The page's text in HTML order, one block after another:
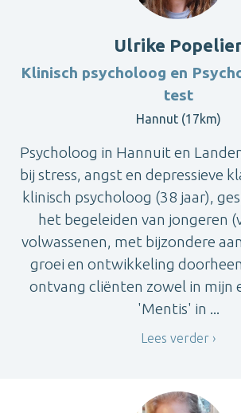
Ulrike
Klinisch psycholoog en
test
Hannut (17km)
Psycholoog in Hannuit en
bij stress, angst en depressieve
klinisch psycholoog (38 jaar),
het begeleiden van jongeren
volwassenen, met bijzondere
groei en ontwikkeling
ontvang cliënten zowel in mijn
'Mentis' in ...
Lees verder